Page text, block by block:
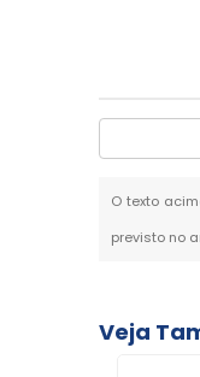
O texto
previsto no
Veja